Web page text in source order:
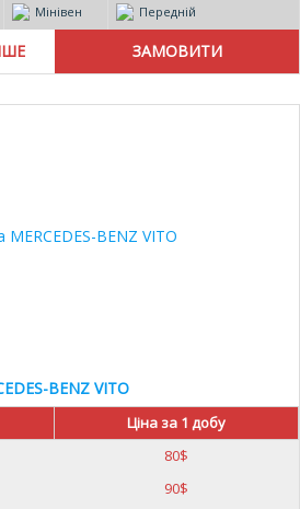
Мінівен Передній
BENZ VITO
Ціна за 1 добу
80$
90$